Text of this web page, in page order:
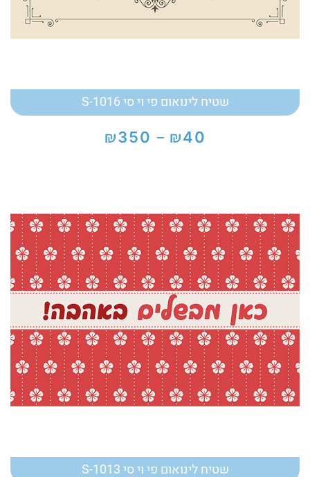
שטיח לינואום פי וי סי S-1016
₪40
–
₪350
טווח
שטיח לינואום פי וי סי S-1013